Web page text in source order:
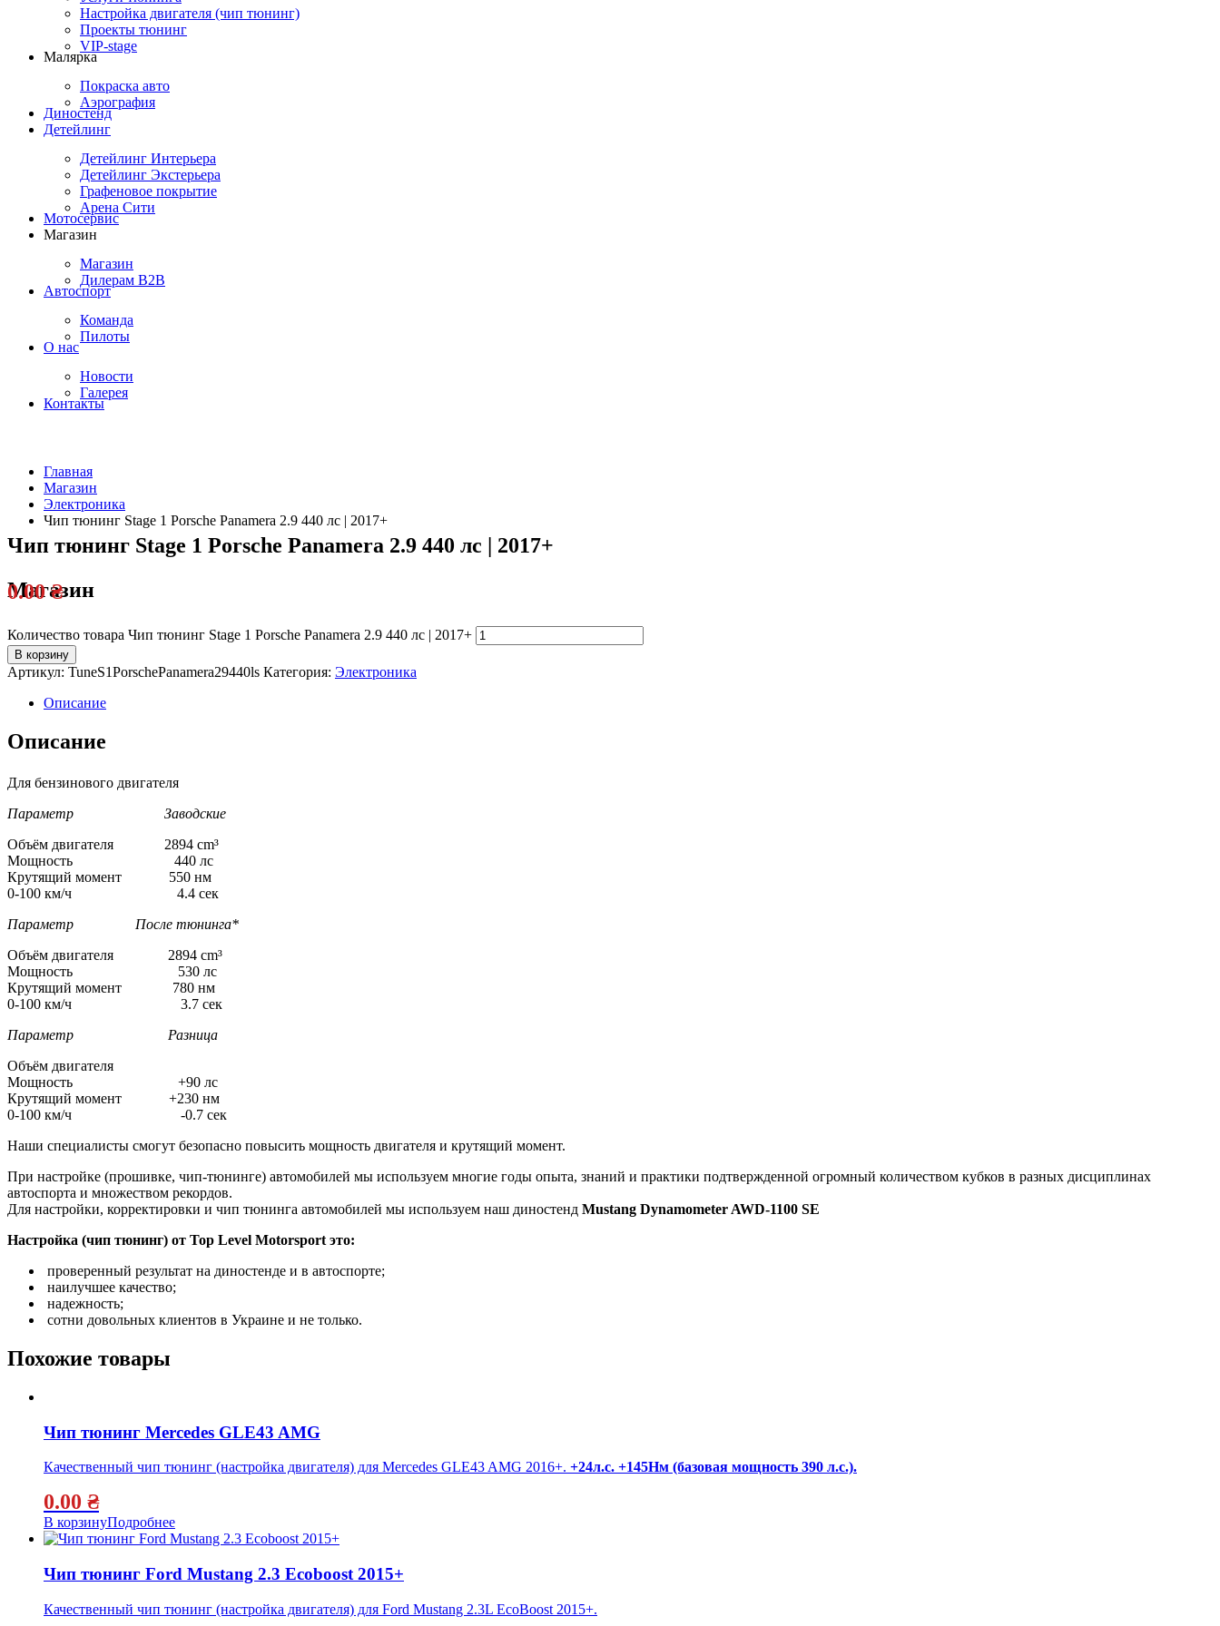
Настройка двигателя (чип тюнинг)
Проекты тюнинг
VIP-stage
Малярка
Покраска авто
Аэрография
Диностенд
Детейлинг
Детейлинг Интерьера
Детейлинг Экстерьера
Графеновое покрытие
Арена Сити
Мотосервис
Магазин
Магазин
Дилерам B2B
Автоспорт
Команда
Пилоты
О нас
Новости
Галерея
Контакты
Главная
Магазин
Электроника
Чип тюнинг Stage 1 Porsche Panamera 2.9 440 лс | 2017+
Магазин
Чип тюнинг Stage 1 Porsche Panamera 2.9 440 лс | 2017+
0.00₴
Количество товара Чип тюнинг Stage 1 Porsche Panamera 2.9 440 лс | 2017+
В корзину
Артикул: TuneS1PorschePanamera29440ls Категория: Электроника
Описание
Описание
Для бензинового двигателя
Параметр Заводские
Объём двигателя 2894 cm³
Мощность 440 лс
Крутящий момент 550 нм
0-100 км/ч 4.4 сек
Параметр После тюнинга*
Объём двигателя 2894 cm³
Мощность 530 лс
Крутящий момент 780 нм
0-100 км/ч 3.7 сек
Параметр Разница
Объём двигателя
Мощность +90 лс
Крутящий момент +230 нм
0-100 км/ч -0.7 сек
Наши специалисты смогут безопасно повысить мощность двигателя и крутящий момент.
При настройке (прошивке, чип-тюнинге) автомобилей мы используем многие годы опыта, знаний и практики подтвержденной огромный количеством кубков в разных дисциплинах
автоспорта и множеством рекордов.
Для настройки, корректировки и чип тюнинга автомобилей мы используем наш диностенд Mustang Dynamometer AWD-1100 SE
Настройка (чип тюнинг) от Top Level Motorsport это:
проверенный результат на диностенде и в автоспорте;
наилучшее качество;
надежность;
сотни довольных клиентов в Украине и не только.
Похожие товары
Чип тюнинг Mercedes GLE43 AMG
Качественный чип тюнинг (настройка двигателя) для Mercedes GLE43 AMG 2016+. +24л.с. +145Нм (базовая мощность 390 л.с.).
0.00 ₴
В корзинуПодробнее
Чип тюнинг Ford Mustang 2.3 Ecoboost 2015+
Качественный чип тюнинг (настройка двигателя) для Ford Mustang 2.3L EcoBoost 2015+.